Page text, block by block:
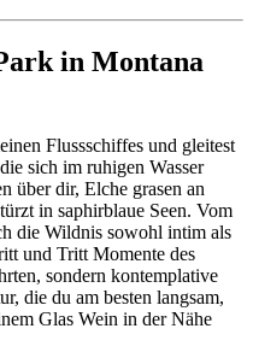
in Montana
Flussschiffes und gleitest
sich im ruhigen Wasser
über dir, Elche grasen an
in saphirblaue Seen. Vom
die Wildnis sowohl intim als
und Tritt Momente des
sondern kontemplative
die du am besten langsam,
Glas Wein in der Nähe